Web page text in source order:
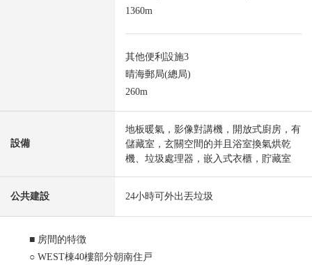
1360m
其他便利設施3
晴海郵局(總局)
260m
設備
地板暖氣，影像對講機，開放式廚房，有
儲藏室，玄關空間的并且浴室換氣烘乾
機、垃圾處理器，嵌入式衣櫃，貯藏室
公共建設 24小時可外出丟垃圾
■ 房間的特徴
○ WEST棟40樓部分朝南住戸